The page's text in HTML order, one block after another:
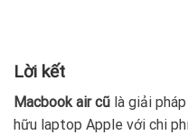
Lời kết
Macbook air cũ là giải
hữu laptop Apple với chi